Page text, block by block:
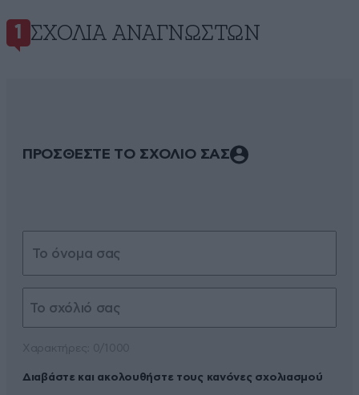
1 ΣΧΌΛΙΑ ΑΝΑΓΝΩΣΤΏΝ
ΠΡΟΣΘΕΣΤΕ ΤΟ ΣΧΟΛΙΟ ΣΑΣ
Διαβάστε και ακολουθήστε τους κανόνες σχολιασμού